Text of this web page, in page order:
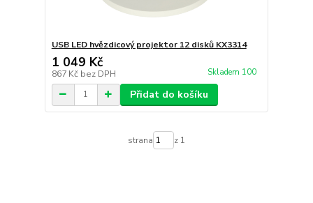
USB LED hvězdicový projektor 12 disků KX3314
1 049 Kč
867 Kč bez DPH Skladem 100
Přidat do košíku
strana z 1